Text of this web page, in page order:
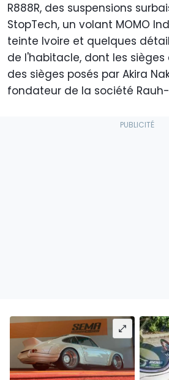
R888R, des suspensions
StopTech, un volant MOMO
teinte Ivoire et quelques
de l'habitacle, dont les sièges
des sièges posés par Akira
fondateur de la société